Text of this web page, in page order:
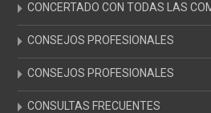
CONCERTADO CON TODAS LAS
CONSEJOS PROFESIONALES
CONSEJOS PROFESIONALES
CONSULTAS FRECUENTES